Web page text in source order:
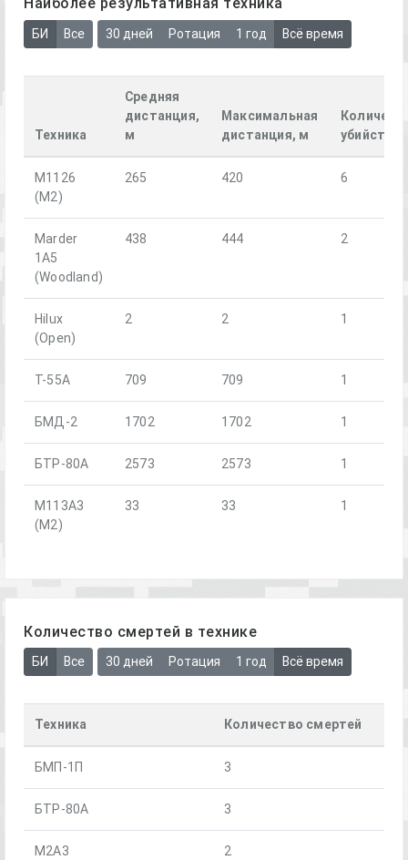
БИ Все 30 дней Ротация 1 год Всё время
Техника
Средняя
дистанция,
м
Максимальная
дистанция, м
убийств
M1126
(M2)
265 420 6
Marder
1A5
(Woodland)
438 444 2
Hilux
(Open)
2 2 1
T-55A 709 709 1
БМД-2 1702 1702 1
БТР-80А 2573 2573 1
М113А3
(М2)
33 33 1
Количество смертей в технике
БИ Все 30 дней Ротация 1 год Всё время
Техника Количество смертей
БМП-1П 3
БТР-80А 3
M2A3 2